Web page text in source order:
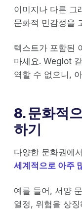
이미지나 다른 그
문화적 민감성을
텍스트가 포함된
마세요. Weglot
역할 수 없으니,
8. 문화적
하기
다양한 문화권에
세계적으로 아주
예를 들어, 서양
열정, 위험을 상